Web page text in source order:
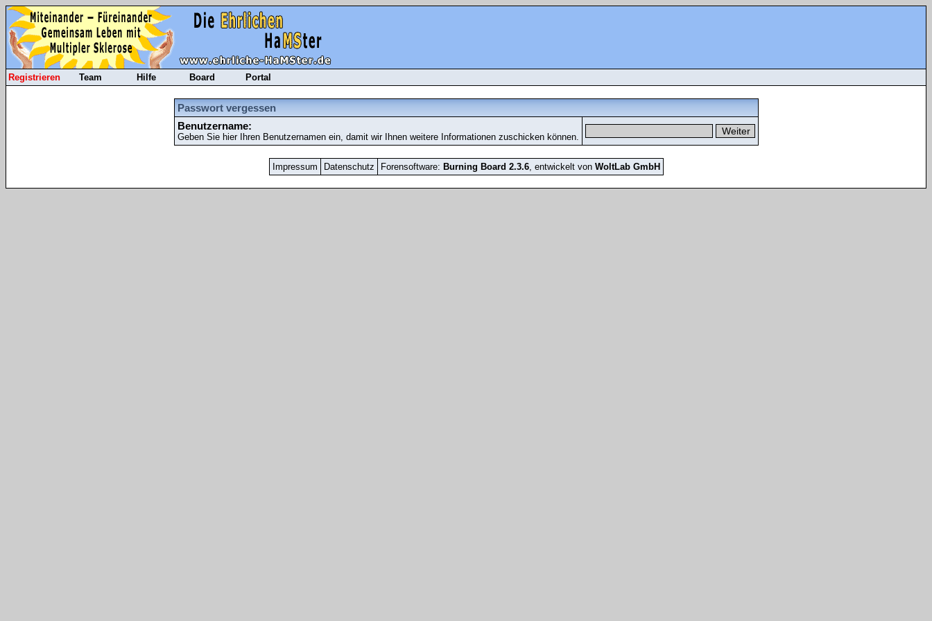
Registrieren Team Hilfe Board Portal
Passwort vergessen
Benutzername:
Geben Sie hier Ihren Benutzernamen ein, damit wir Ihnen weitere Informationen zuschicken können.
Impressum Datenschutz Forensoftware: Burning Board 2.3.6, entwickelt von WoltLab GmbH